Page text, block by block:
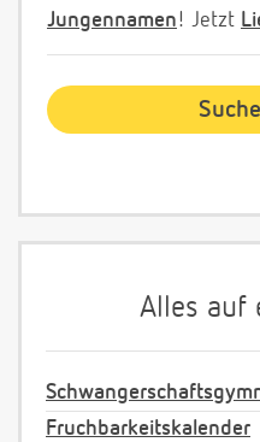
Jungennamen! Jetzt
Alles auf
Fruchbarkeitskalender